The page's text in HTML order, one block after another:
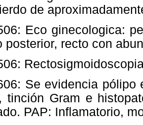
de
Eco ginecologica:
posterior, recto con
Se evidencia
tinción Gram e
PAP: Inflamatorio,